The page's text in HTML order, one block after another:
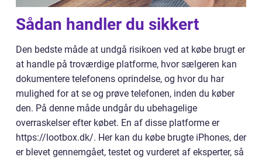
Sådan handler du sikkert
Den bedste måde at undgå risikoen ved at købe brugt er
at handle på troværdige platforme, hvor sælgeren kan
dokumentere telefonens oprindelse, og hvor du har
mulighed for at se og prøve telefonen, inden du køber
den. På denne måde undgår du ubehagelige
overraskelser efter købet. En af disse platforme er
https://lootbox.dk/. Her kan du købe brugte iPhones, der
er blevet gennemgået, testet og vurderet af eksperter, så